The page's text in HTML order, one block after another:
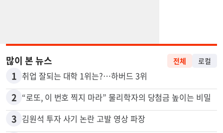
많이 본 뉴스 전체 로컬
1 취업 잘되는 대학 1위는?…하버드 3위
2 “로또, 이 번호 찍지 마라” 물리학자의 당첨금 높이는 비밀
3 김원석 투자 사기 논란 고발 영상 파장